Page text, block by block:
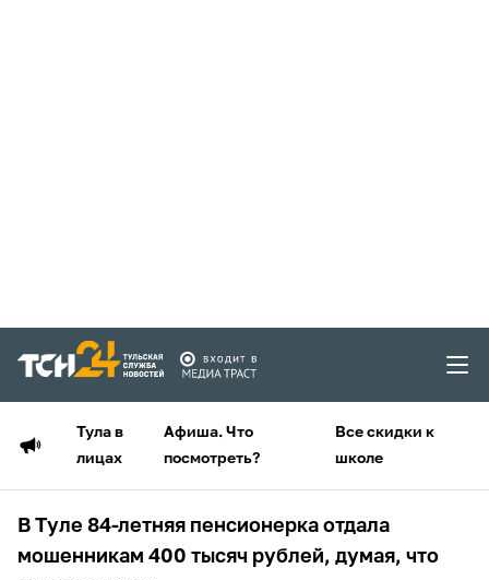
Тула в
лицах
Афиша. Что
посмотреть?
Все скидки к
школе
В Туле 84-летняя пенсионерка отдала
мошенникам 400 тысяч рублей, думая, что